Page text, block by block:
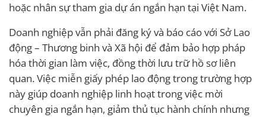
hoặc nhân sự tham gia dự án ngắn hạn tại Việt Nam.
Doanh nghiệp vẫn phải đăng ký và báo cáo với Sở Lao
động – Thương binh và Xã hội để đảm bảo hợp pháp
hóa thời gian làm việc, đồng thời lưu trữ hồ sơ liên
quan. Việc miễn giấy phép lao động trong trường hợp
này giúp doanh nghiệp linh hoạt trong việc mời
chuyên gia ngắn hạn, giảm thủ tục hành chính nhưng